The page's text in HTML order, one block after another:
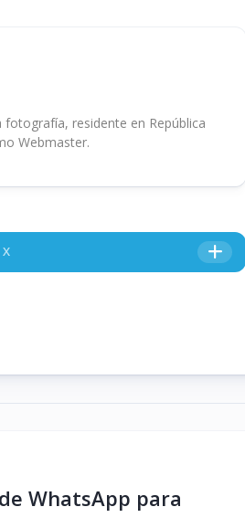
residente en República
Webmaster.
X
WhatsApp para